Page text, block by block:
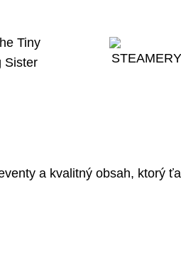
a kvalitný obsah, ktorý